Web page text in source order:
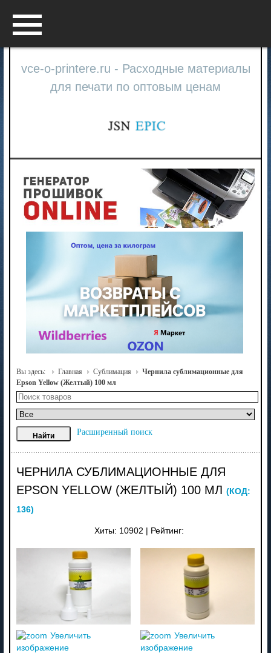
vce-o-printere.ru - Расходные материалы
для печати по оптовым ценам
Вы здесь: Главная Сублимация
Чернила сублимационные для
Epson Yellow (Желтый) 100 мл
Расширенный поиск
ЧЕРНИЛА СУБЛИМАЦИОННЫЕ ДЛЯ
EPSON YELLOW (ЖЕЛТЫЙ) 100 МЛ (КОД:
136)
Хиты: 10902 Рейтинг:
Увеличить
изображение
Увеличить
изображение